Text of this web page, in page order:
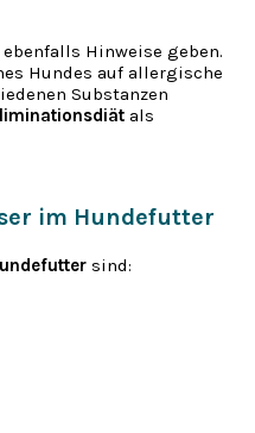
Hinweise geben.
Hundes auf allergische
Substanzen
als
im Hundefutter
sind: